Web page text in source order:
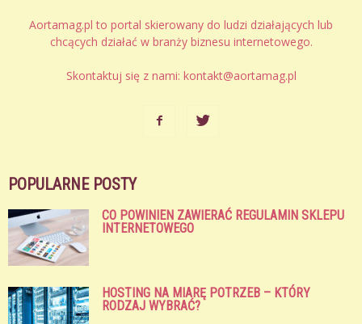
Aortamag.pl to portal skierowany do ludzi działających lub
chcących działać w branży biznesu internetowego.
Skontaktuj się z nami: kontakt@aortamag.pl
POPULARNE POSTY
CO POWINIEN ZAWIERAĆ REGULAMIN SKLEPU
INTERNETOWEGO
HOSTING NA MIARĘ POTRZEB – KTÓRY
RODZAJ WYBRAĆ?